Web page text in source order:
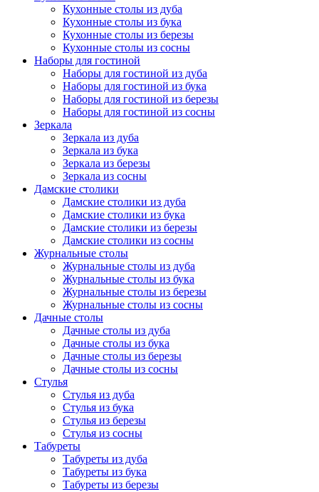
Кухонные столы из дуба
Кухонные столы из бука
Кухонные столы из березы
Кухонные столы из сосны
Наборы для гостиной
Наборы для гостиной из дуба
Наборы для гостиной из бука
Наборы для гостиной из березы
Наборы для гостиной из сосны
Зеркала
Зеркала из дуба
Зеркала из бука
Зеркала из березы
Зеркала из сосны
Дамские столики
Дамские столики из дуба
Дамские столики из бука
Дамские столики из березы
Дамские столики из сосны
Журнальные столы
Журнальные столы из дуба
Журнальные столы из бука
Журнальные столы из березы
Журнальные столы из сосны
Дачные столы
Дачные столы из дуба
Дачные столы из бука
Дачные столы из березы
Дачные столы из сосны
Стулья
Стулья из дуба
Стулья из бука
Стулья из березы
Стулья из сосны
Табуреты
Табуреты из дуба
Табуреты из бука
Табуреты из березы